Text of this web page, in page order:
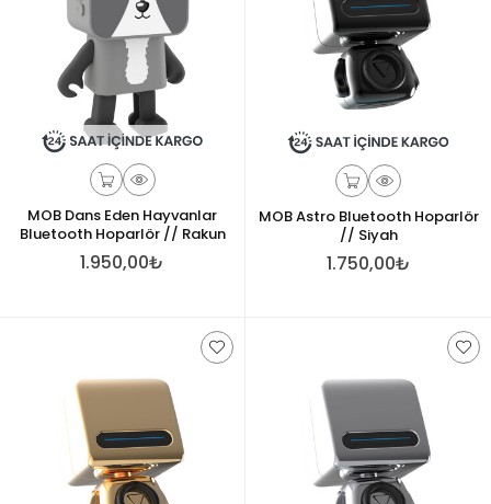
MOB Dans Eden Hayvanlar
Bluetooth Hoparlör // Rakun
1.950,00₺
MOB Astro Bluetooth Hoparlör
// Siyah
1.750,00₺